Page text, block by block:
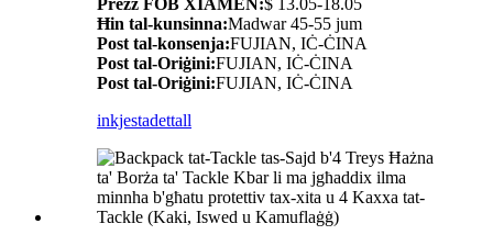
Ħin tal-kunsinna:Madwar 45-55 jum
Post tal-konsenja:FUJIAN, IĊ-ĊINA
Post tal-Oriġini:FUJIAN, IĊ-ĊINA
Post tal-Oriġini:FUJIAN, IĊ-ĊINA
inkjestadettall